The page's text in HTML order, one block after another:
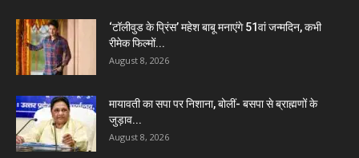
‘टॉलीवुड के प्रिंस’ महेश बाबू मनाएंगे 51वां जन्मदिन, कभी
रीमेक फिल्मों...
August 8, 2026
मायावती का सपा पर निशाना, बोलीं- बसपा से ब्राह्मणों के
जुड़ाव...
August 8, 2026